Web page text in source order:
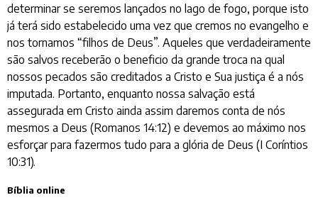
determinar se seremos lançados no lago de fogo, porque isto
já terá sido estabelecido uma vez que cremos no evangelho e
nos tornamos “filhos de Deus”. Aqueles que verdadeiramente
são salvos receberão o beneficio da grande troca na qual
nossos pecados são creditados a Cristo e Sua justiça é a nós
imputada. Portanto, enquanto nossa salvação está
assegurada em Cristo ainda assim daremos conta de nós
mesmos a Deus (Romanos 14:12) e devemos ao máximo nos
esforçar para fazermos tudo para a glória de Deus (I Coríntios
10:31).
Bíblia online